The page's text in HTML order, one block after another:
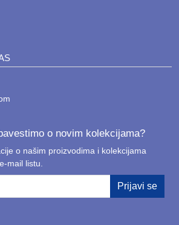
o novim kolekcijama?
o našim proizvodima i kolekcijama
mail listu.
Prijavi se